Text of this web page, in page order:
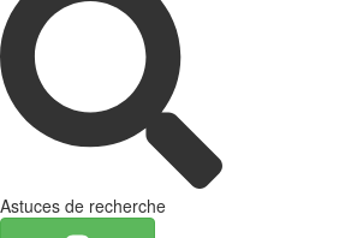
Astuces de recherche